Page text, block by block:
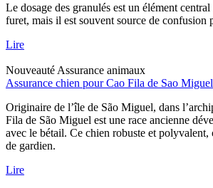
Le dosage des granulés est un élément
furet, mais il est souvent source de confusion
Lire
Nouveauté Assurance animaux
Assurance chien pour Cao Fila de Sao Miguel
Originaire de l’île de São Miguel, dans
Fila de São Miguel est une race ancienne
avec le bétail. Ce chien robuste et polyvalent,
de gardien.
Lire